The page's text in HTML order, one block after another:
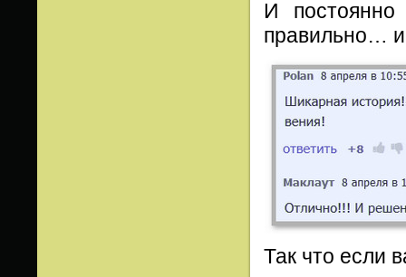
И
правильно…
Так что если